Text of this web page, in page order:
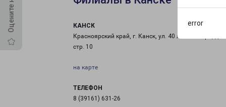
error
КАНСК
Красноярский край, г. Канск, ул. 40 лет Октября, д. 62,
стр. 10
на карте
ТЕЛЕФОН
8 (39161) 631-26